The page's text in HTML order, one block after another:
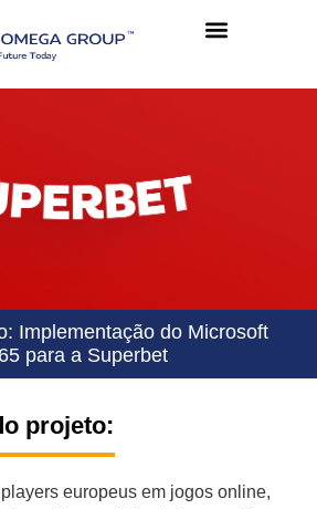
Implementação do Microsoft
para a Superbet
projeto:
europeus em jogos online,